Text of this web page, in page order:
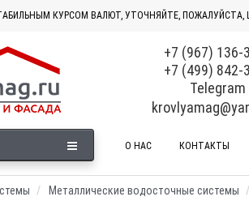
КУРСОМ ВАЛЮТ, УТОЧНЯЙТЕ, ПОЖАЛУЙСТА,
+7 (967) 136-
+7 (499) 842-
Telegram
О НАС КОНТАКТЫ
Металлические водосточные системы